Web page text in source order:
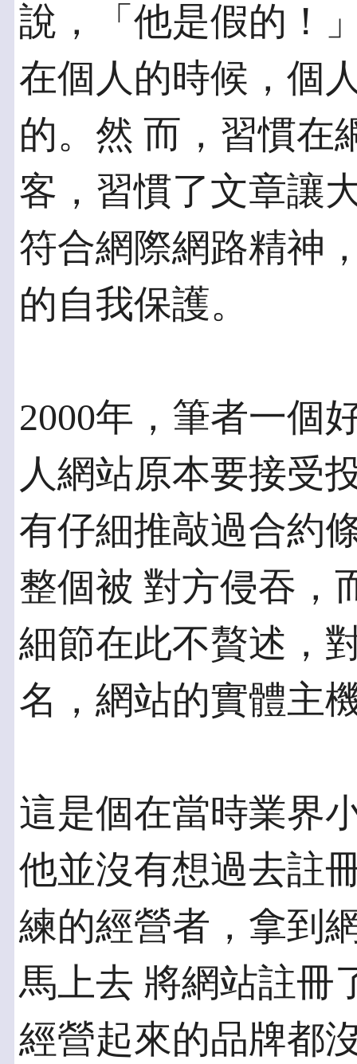
說，「他是假的！
在個人的時候，個
的。然 而，習慣在
客，習慣了文章讓
符合網際網路精神
的自我保護。
2000年，筆者一個
人網站原本要接受
有仔細推敲過合約
整個被 對方侵吞，
細節在此不贅述，
名，網站的實體主
這是個在當時業界
他並沒有想過去註
練的經營者，拿到
馬上去 將網站註冊
經營起來的品牌都